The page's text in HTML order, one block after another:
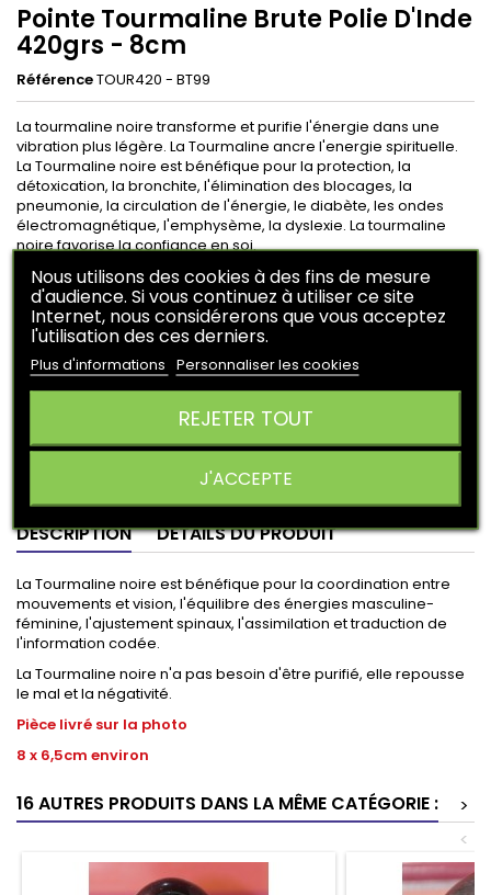
Pointe Tourmaline Brute Polie D'Inde
420grs - 8cm
RéférenceTOUR420 - BT99
La tourmaline noire transforme et purifie l'énergie dans une
vibration plus légère. La Tourmaline ancre l'energie spirituelle.
La Tourmaline noire est bénéfique pour la protection, la
détoxication, la bronchite, l'élimination des blocages, la
pneumonie, la circulation de l'énergie, le diabète, les ondes
électromagnétique, l'emphysème, la dyslexie. La tourmaline
noire favorise la confiance en soi.
74,00 € HT
En achetant ce produit vous pouvez obtenir
Votre panier vous rapportera14 pointsqui peuvent être
converti en un bon de réduction de3,50 € .
 Ajouter au panier
Derniers articles en stock
DESCRIPTION DÉTAILS DU PRODUIT
La Tourmaline noire est bénéfique pour la coordination entre
mouvements et vision, l'équilibre des énergies masculine-
féminine, l'ajustement spinaux, l'assimilation et traduction de
l'information codée.
La Tourmaline noire n'a pas besoin d'être purifié, elle repousse
le mal et la négativité.
Pièce livré sur la photo
8 x 6,5cm environ
16 AUTRES PRODUITS DANS LA MÊME CATÉGORIE :
>
<
Nous utilisons des cookies à des fins de mesure
d'audience. Si vous continuez à utiliser ce site
Internet, nous considérerons que vous acceptez
l'utilisation des ces derniers.
Plus d'informations Personnaliser les cookies
REJETER TOUT
J'ACCEPTE